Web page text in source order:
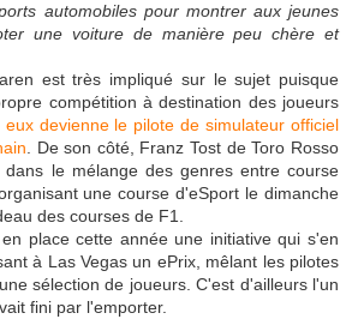
automobiles pour montrer aux jeunes
une voiture de manière peu chère et
est très impliqué sur le sujet puisque
compétition à destination des joueurs
eux devienne le pilote de simulateur officiel
. De son côté, Franz Tost de Toro Rosso
le mélange des genres entre course
une course d'eSport le dimanche
des courses de F1.
place cette année une initiative qui s'en
à Las Vegas un ePrix, mêlant les pilotes
sélection de joueurs. C'est d'ailleurs l'un
fini par l'emporter.